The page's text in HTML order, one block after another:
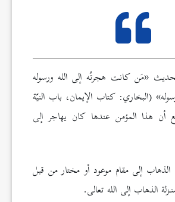
«مَن كانت هجرتُه إلى الله ورسوله
(البخاري: كتاب الإيمان، باب النيّة
أن هذا المؤمن عندها كان يهاجر إلى
إلى مقام موعود أو مختار من قبل
الذهاب إلى الله تعالى.